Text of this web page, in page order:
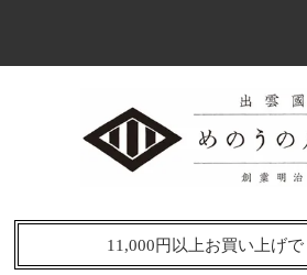
11,000円以上お買い上げで